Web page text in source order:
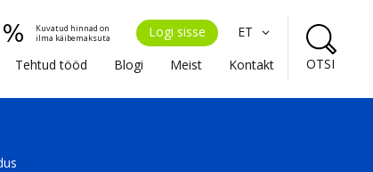
Kuvatud hinnad on
ilma käibemaksuta
Logi sisse
ET
Tehtud tööd Blogi Meist Kontakt OTSI